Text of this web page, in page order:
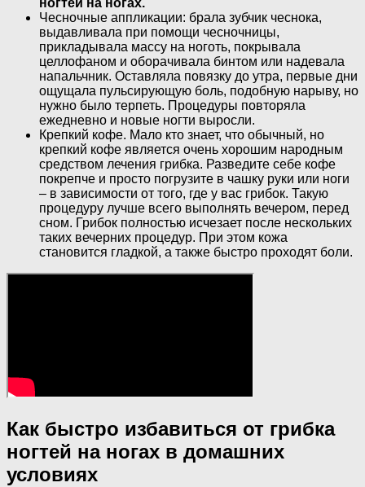
ногтей на ногах.
Чесночные аппликации: брала зубчик чеснока,
выдавливала при помощи чесночницы,
прикладывала массу на ноготь, покрывала
целлофаном и оборачивала бинтом или надевала
напальчник. Оставляла повязку до утра, первые дни
ощущала пульсирующую боль, подобную нарыву, но
нужно было терпеть. Процедуры повторяла
ежедневно и новые ногти выросли.
Крепкий кофе. Мало кто знает, что обычный, но
крепкий кофе является очень хорошим народным
средством лечения грибка. Разведите себе кофе
покрепче и просто погрузите в чашку руки или ноги
– в зависимости от того, где у вас грибок. Такую
процедуру лучше всего выполнять вечером, перед
сном. Грибок полностью исчезает после нескольких
таких вечерних процедур. При этом кожа
становится гладкой, а также быстро проходят боли.
Как быстро избавиться от грибка
ногтей на ногах в домашних
условиях